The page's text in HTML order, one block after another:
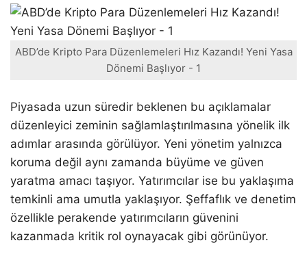
ABD’de Kripto Para Düzenlemeleri Hız Kazandı! Yeni Yasa
Dönemi Başlıyor - 1
Piyasada uzun süredir beklenen bu açıklamalar
düzenleyici zeminin sağlamlaştırılmasına yönelik ilk
adımlar arasında görülüyor. Yeni yönetim yalnızca
koruma değil aynı zamanda büyüme ve güven
yaratma amacı taşıyor. Yatırımcılar ise bu yaklaşıma
temkinli ama umutla yaklaşıyor. Şeffaflık ve denetim
özellikle perakende yatırımcıların güvenini
kazanmada kritik rol oynayacak gibi görünüyor.